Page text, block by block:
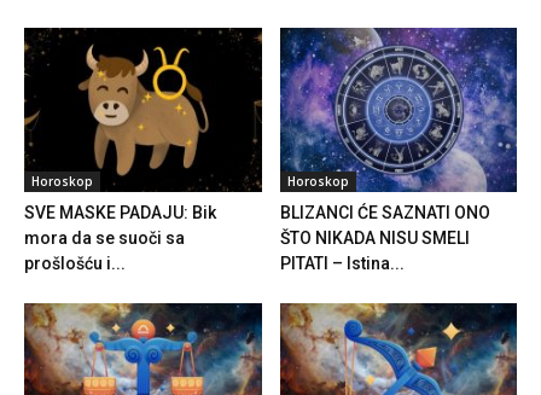
Horoskop
SVE MASKE PADAJU: Bik
mora da se suoči sa
prošlošću i...
Horoskop
BLIZANCI ĆE SAZNATI ONO
ŠTO NIKADA NISU SMELI
PITATI – Istina...